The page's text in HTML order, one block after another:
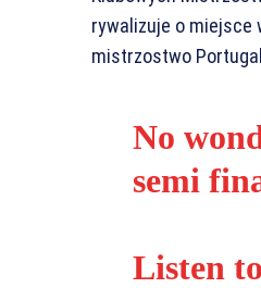
rywalizuje o miejsce
mistrzostwo
No
semi
Listen